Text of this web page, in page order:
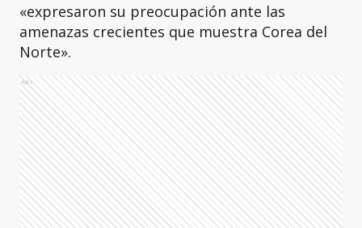
«expresaron su preocupación ante las
amenazas crecientes que muestra Corea del
Norte».
Ads